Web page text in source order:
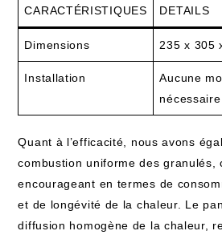
CARACTÉRISTIQUES DETAILS
Dimensions 235 x 305
Installation
Aucune
nécessaire
Quant à l’efficacité, nous avons
combustion uniforme des granulés,
encourageant en termes de
et de longévité de la chaleur. Le
diffusion homogène de la chaleur,